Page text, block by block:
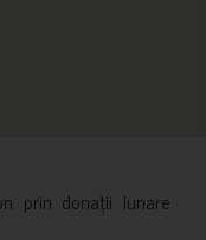
prin donații lunare